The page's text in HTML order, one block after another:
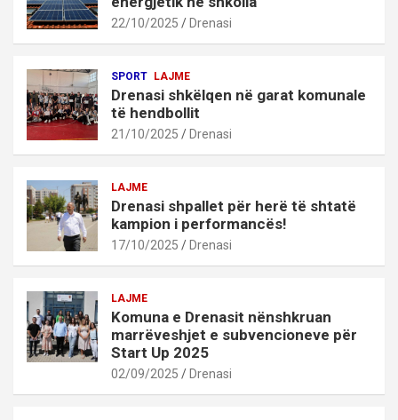
22/10/2025 Drenasi
SPORT LAJME
Drenasi shkëlqen në garat komunale
të hendbollit
21/10/2025 Drenasi
LAJME
Drenasi shpallet për herë të shtatë
kampion i performancës!
17/10/2025 Drenasi
LAJME
Komuna e Drenasit nënshkruan
marrëveshjet e subvencioneve për
Start Up 2025
02/09/2025 Drenasi